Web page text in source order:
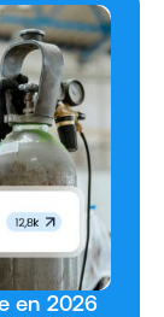
en 2026